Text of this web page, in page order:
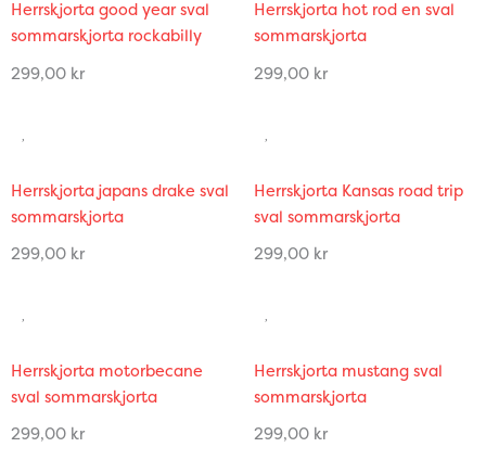
Herrskjorta good year sval
sommarskjorta rockabilly
299,00 kr
Herrskjorta hot rod en sval
sommarskjorta
299,00 kr
Herrskjorta japans drake sval
sommarskjorta
299,00 kr
Herrskjorta Kansas road trip
sval sommarskjorta
299,00 kr
Herrskjorta motorbecane
sval sommarskjorta
299,00 kr
Herrskjorta mustang sval
sommarskjorta
299,00 kr